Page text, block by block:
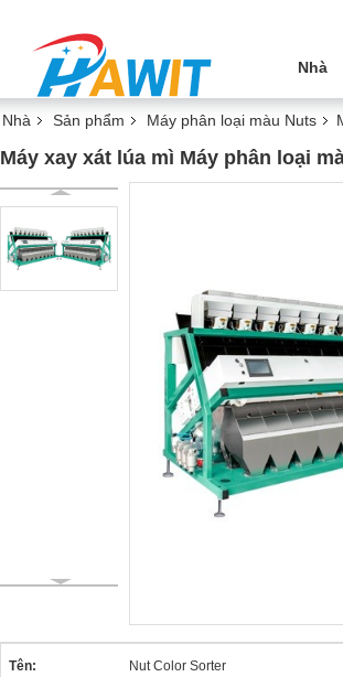
Nhà
Nhà Sản phẩm Máy phân loại màu Nuts
Máy xay xát lúa mì Máy phân loại
Tên: Nut Color Sorter